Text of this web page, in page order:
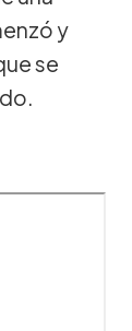
y
se